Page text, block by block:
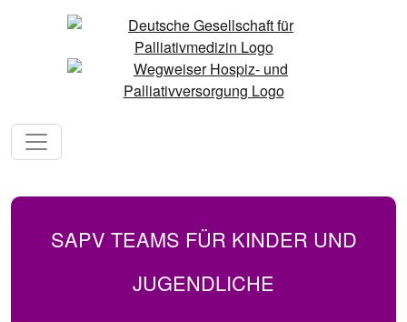
SAPV TEAMS FÜR KINDER UND
JUGENDLICHE